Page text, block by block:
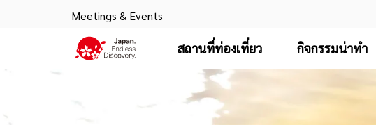
Meetings & Events
สถานที่ท่องเที่ยว กิจกรรมน่าทำ